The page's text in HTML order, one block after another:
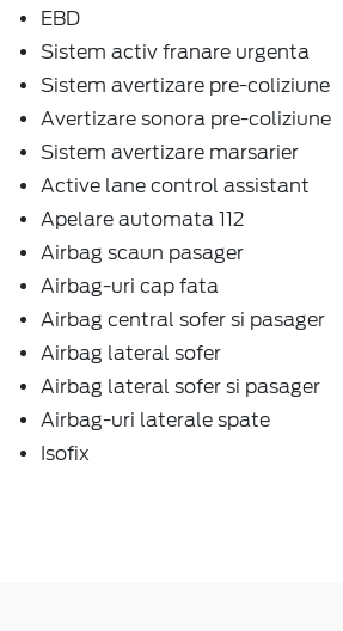
EBD
Sistem activ franare urgenta
Sistem avertizare pre-coliziune
Avertizare sonora pre-coliziune
Sistem avertizare marsarier
Active lane control assistant
Apelare automata 112
Airbag scaun pasager
Airbag-uri cap fata
Airbag central sofer si pasager
Airbag lateral sofer
Airbag lateral sofer si pasager
Airbag-uri laterale spate
Isofix